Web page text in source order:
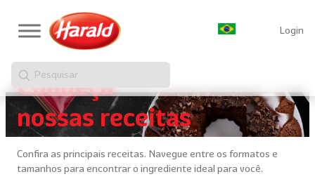
Login
Pesquisar
Conheça
nossas receitas
Confira as principais receitas. Navegue entre os formatos e
tamanhos para encontrar o ingrediente ideal para você.